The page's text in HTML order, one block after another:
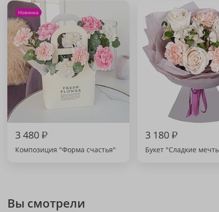
Новинка
3 480₽
Композиция "Форма счастья"
3 180₽
Букет "Сладкие
Вы смотрели